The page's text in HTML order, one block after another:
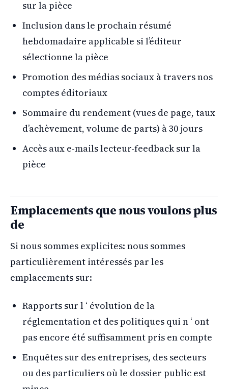
sur la pièce
Inclusion dans le prochain résumé
hebdomadaire applicable si l’éditeur
sélectionne la pièce
Promotion des médias sociaux à travers nos
comptes éditoriaux
Sommaire du rendement (vues de page, taux
d’achèvement, volume de parts) à 30 jours
Accès aux e-mails lecteur-feedback sur la
pièce
Emplacements que nous voulons plus
de
Si nous sommes explicites: nous sommes
particulièrement intéressés par les
emplacements sur:
Rapports sur l ‘ évolution de la
réglementation et des politiques qui n ‘ ont
pas encore été suffisamment pris en compte
Enquêtes sur des entreprises, des secteurs
ou des particuliers où le dossier public est